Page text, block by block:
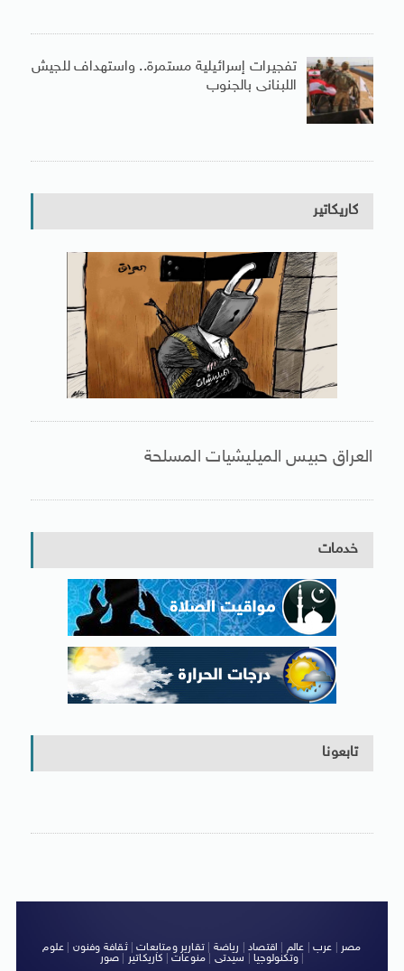
تفجيرات إسرائيلية مستمرة.. واستهداف للجيش
اللبنانى بالجنوب
كاريكاتير
العراق حبيس الميليشيات المسلحة
خدمات
تابعونا
مصر عرب عالم اقتصاد رياضة |تقارير ومتابعات|ثقافة وفنون
علوم
وتكنولوجيا| سيدتى منوعات كاريكاتير صور |